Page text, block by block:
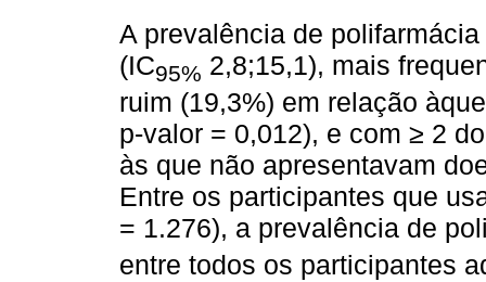
A prevalência de
(IC95% 2,8;15,1), mais
ruim (19,3%) em relação
p-valor = 0,012), e com ≥ 2
às que não apresentavam
Entre os participantes que
= 1.276), a prevalência de
entre todos os participantes